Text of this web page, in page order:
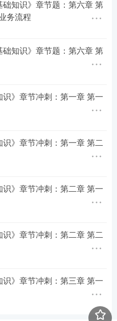
券从业课程，赠送价值9
知识》章节题：第六章 第
务流程
知识》章节题：第六章 第
》章节冲刺：第一章 第一
章节冲刺：第一章 第二
》章节冲刺：第二章 第一
章节冲刺：第二章 第二
》章节冲刺：第三章 第一